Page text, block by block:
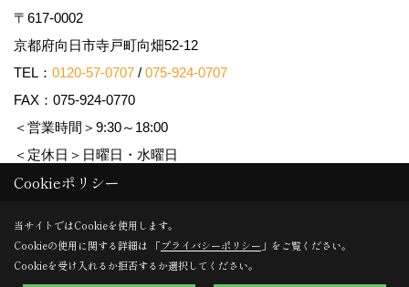
〒617-0002
京都府向日市寺戸町向畑52-12
TEL： 0120-57-0707 / 075-924-0707
FAX：075-924-0770
＜営業時間＞9:30～18:00
＜定休日＞日曜日・水曜日
Copyright (c) Nozomi Housing. All Rights Reserved.
Produced byゴデスクリエイト
Cookieポリシー
当サイトではCookieを使用します。
Cookieの使用に関する詳細は 「プライバシーポリシー 」をご覧ください。
Cookieを受け入れるか拒否するか選択してください。